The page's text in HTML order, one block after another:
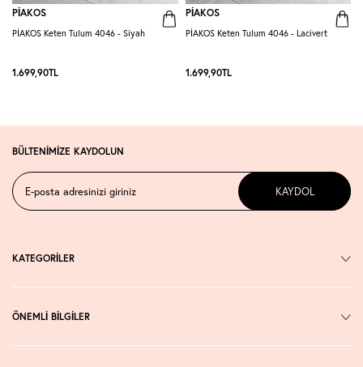
PİAKOS
PİAKOS Keten Tulum 4046 - Siyah
1.699,90TL
PİAKOS
PİAKOS Keten Tulum 4046 - Lacivert
1.699,90TL
BÜLTENİMİZE KAYDOLUN
KAYDOL
KATEGORİLER
ÖNEMLİ BİLGİLER